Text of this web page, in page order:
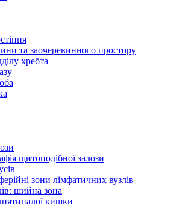
та заочеревинного простору
хребта
щитоподібної залози
зони лімфатичних вузлів
шийна зона
кишки